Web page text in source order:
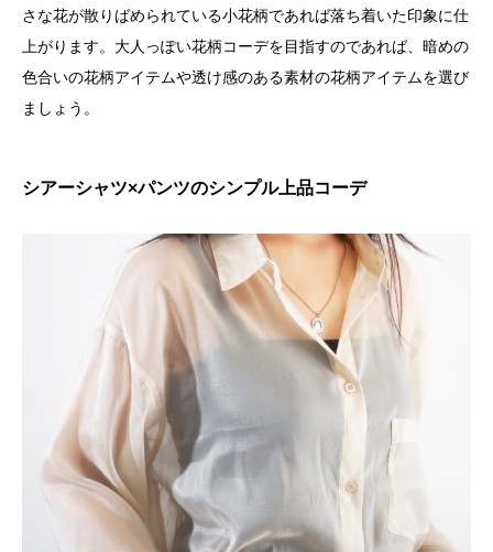
さな花が散りばめられている小花柄であれば落ち着いた印象に仕
上がります。大人っぽい花柄コーデを目指すのであれば、暗めの
色合いの花柄アイテムや透け感のある素材の花柄アイテムを選び
ましょう。
シアーシャツ×パンツのシンプル上品コーデ